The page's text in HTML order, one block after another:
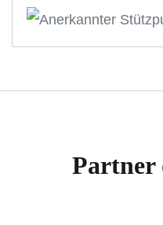
Partner